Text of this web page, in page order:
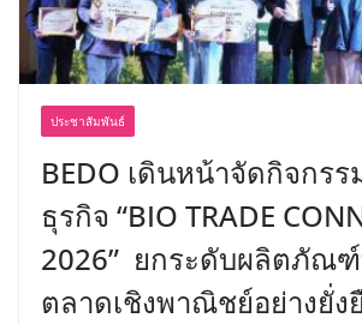
ประชาสัมพันธ์
BEDO เดินหน้าจัดกิจกรร
ธุรกิจ “BIO TRADE
2026” ยกระดับผลิตภัณ
ตลาดเชิงพาณิชย์อย่างยั่ง